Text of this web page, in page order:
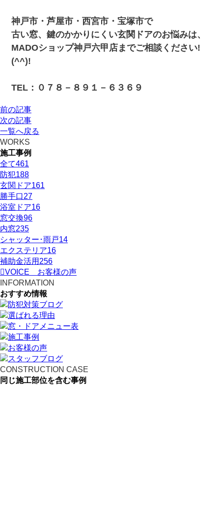
神戸市・芦屋市・西宮市・宝塚市で
古い窓、鍵のかかりにくい玄関ドアのお悩みは、
MADOショップ神戸六甲店までご相談ください!
(^^)!
TEL：０７８－８９１－６３６９
前の記事
次の記事
一覧へ戻る
WORKS
施工事例
全て461
防犯188
玄関ドア161
勝手口27
浴室ドア16
窓交換96
内窓235
シャッター･雨戸14
エクステリア16
補助金活用 256
VOICE
お客様の声
INFORMATION
おすすめ情報
CONSTRUCTION CASE
同じ施工部位を含む事例